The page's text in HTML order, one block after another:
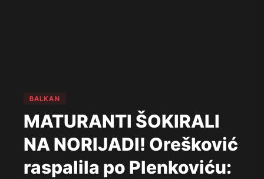
BALKAN
MATURANTI ŠOKIRALI
NA NORIJADI! Orešković
raspalila po Plenkoviću: